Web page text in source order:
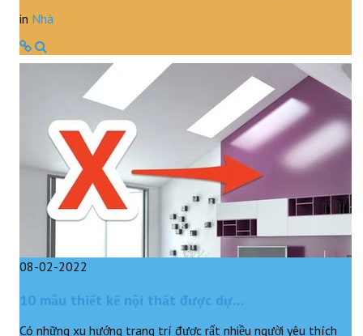
in Nhà
08-02-2022
10 mẫu thiết kế nội thất được dự…
Có những xu hướng trang trí được rất nhiều người yêu thích